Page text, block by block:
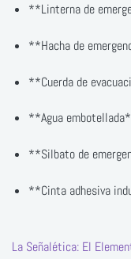
**Linterna de
**Hacha de
**Cuerda de
**Agua
**Silbato de
**Cinta adhesiva
La Señalética: El